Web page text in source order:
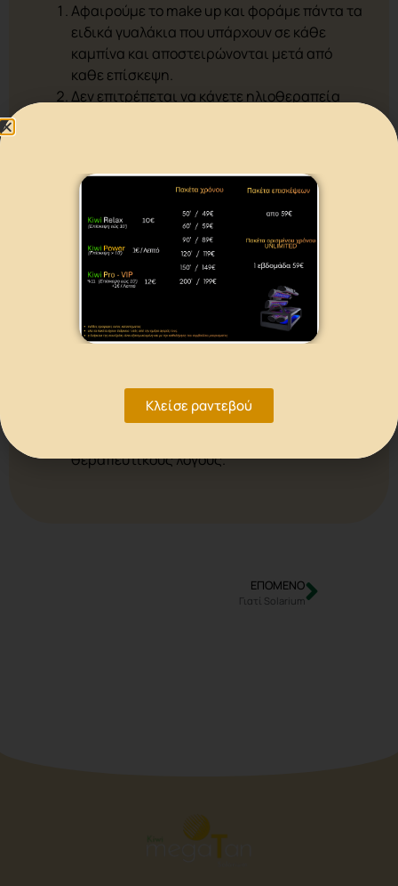
Αφαιρούμε το make up και φοράμε πάντα τα
ειδικά γυαλάκια που υπάρχουν σε κάθε
καμπίνα και αποστειρώνονται μετά από
καθε επίσκεψη.
Δεν επιτρέπεται να κάνετε ηλιοθεραπεία
έτσι ώστε η κρέμα που έχουμε εφαρμόσει να
μας.
Μπορούμε να πραγματοποιήσουμε μία
συνεδρία μαυρίσματος οποιαδήποτε
στιγμή της ημέρας γιατί παράλληλα
χαλαρώνουμε και αποβάλουμε το
καθημερινό άγχος και στρες.
ρωτήσουμε εάν μπορούμενα κάνουμε
solarium. Σε αρκετές περιπτώσει το
θεραπευτικούς λόγους.
ΕΠΟΜΕΝΟ
Γιατί Solarium
Κλείσε ραντεβού